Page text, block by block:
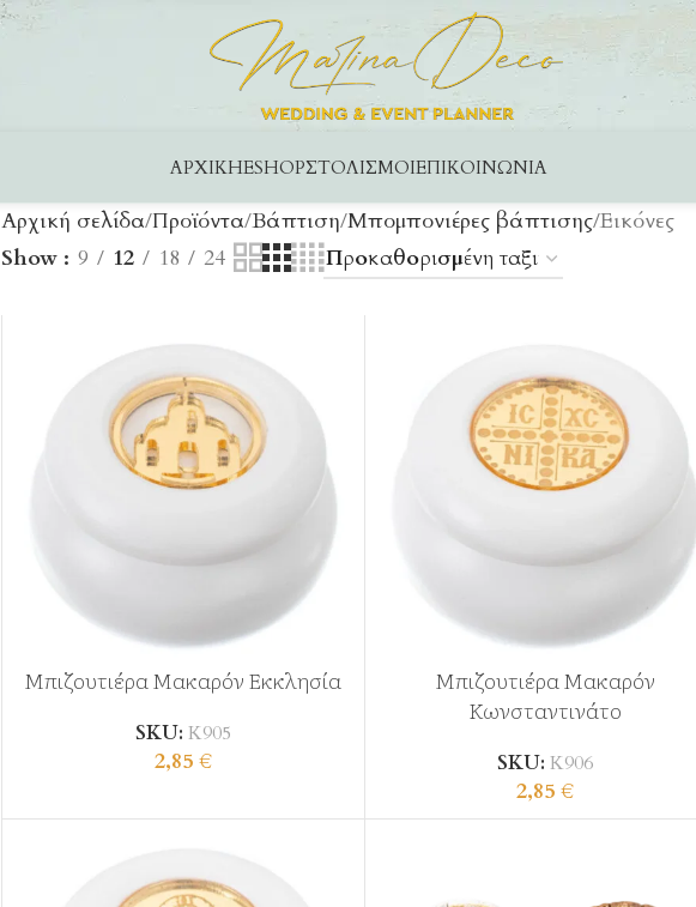
ΑΡΧΙΚΉESHOPΣΤΟΛΙΣΜΟΊΕΠΙΚΟΙΝΩΝΊΑ
Αρχική σελίδα Προϊόντα Βάπτιση Μπομπονιέρες βάπτισης Εικόνες
Show
9 12 18 24
Μπιζουτιέρα Μακαρόν Εκκλησία
SKU: Κ905
2,85 €
Μπιζουτιέρα Μακαρόν
Κωνσταντινάτο
SKU:Κ906
2,85€